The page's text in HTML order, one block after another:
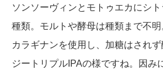
ソンソーヴィンとモトゥエカにシ
種類。モルトや酵母は種類まで不
カラギナンを使用し、加糖はされ
ジートリプルIPAの様ですね。因み